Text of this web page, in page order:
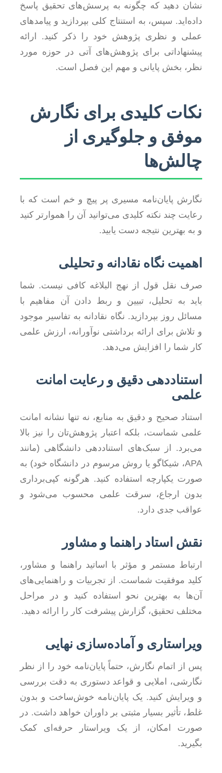
نشان دهید که چگونه به پرسش‌های تحقیق پاسخ
داده‌اید. سپس، به استنتاج کلی بپردازید و پیامدهای
عملی و نظری پژوهش خود را ذکر کنید. ارائه
پیشنهاداتی برای پژوهش‌های آتی در حوزه مورد
نظر، بخش پایانی و مهم این فصل است.
نکات کلیدی برای نگارش
موفق و جلوگیری از
چالش‌ها
نگارش پایان‌نامه مسیری پر پیچ و خم است که با
رعایت چند نکته کلیدی می‌توانید آن را هموارتر کنید
و به بهترین نتیجه دست یابید.
اهمیت نگاه نقادانه و تحلیلی
صرف نقل قول از نهج البلاغه کافی نیست. شما
باید به تحلیل، تبیین و ربط دادن آن مفاهیم با
مسائل روز بپردازید. نگاه نقادانه به تفاسیر موجود
و تلاش برای ارائه برداشتی نوآورانه، ارزش علمی
کار شما را افزایش می‌دهد.
استناددهی دقیق و رعایت امانت
علمی
استناد صحیح و دقیق به منابع، نه تنها نشانه امانت
علمی شماست، بلکه اعتبار پژوهش‌تان را نیز بالا
می‌برد. از سبک‌های استناددهی دانشگاهی (مانند
APA، شیکاگو یا روش مرسوم در دانشگاه خود) به
صورت یکپارچه استفاده کنید. هرگونه کپی‌برداری
بدون ارجاع، سرقت علمی محسوب می‌شود و
عواقب جدی دارد.
نقش استاد راهنما و مشاور
ارتباط مستمر و مؤثر با اساتید راهنما و مشاور،
کلید موفقیت شماست. از تجربیات و راهنمایی‌های
آن‌ها به بهترین نحو استفاده کنید و در مراحل
مختلف تحقیق، گزارش پیشرفت کار را ارائه دهید.
ویراستاری و آماده‌سازی نهایی
پس از اتمام نگارش، حتماً پایان‌نامه خود را از نظر
نگارشی، املایی و قواعد دستوری به دقت بررسی
و ویرایش کنید. یک پایان‌نامه خوش‌ساخت و بدون
غلط، تأثیر بسیار مثبتی بر داوران خواهد داشت. در
صورت امکان، از یک ویراستار حرفه‌ای کمک
بگیرید.